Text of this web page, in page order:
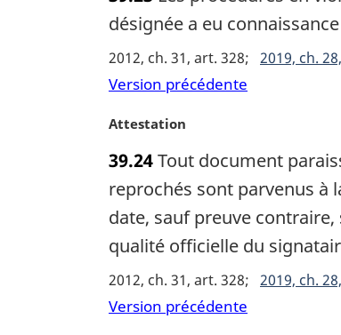
l
:
e
a
r
i
a
l
:
désignée a eu
2012, ch. 31, art. 328 2019, ch.
Version précédente
N
t
e
a
r
i
n
Attestation
39.24Tout document
reprochés sont parvenus à
date, sauf preuve
qualité officielle du
2012, ch. 31, art. 328 2019, ch.
Version précédente